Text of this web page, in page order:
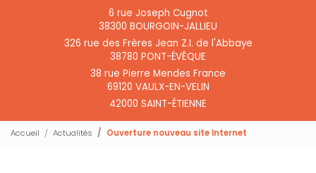
6 rue Joseph Cugnot
38300 BOURGOIN-JALLIEU
326 rue des Frères Jean Z.I. de l'Abbaye
38780 PONT-ÉVÊQUE
38 rue Pierre Mendes France
69120 VAULX-EN-VELIN
42000 SAINT-ÉTIENNE
Accueil Actualités Ouverture nouveau site Internet